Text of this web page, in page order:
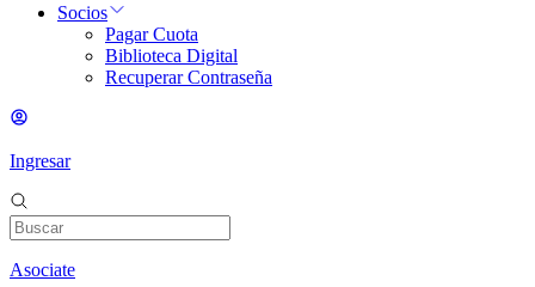
Socios
Pagar Cuota
Biblioteca Digital
Recuperar Contraseña
Ingresar
Asociate